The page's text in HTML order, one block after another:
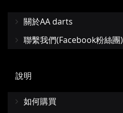
關於AA darts
聯繫我們(Facebook粉絲團)
說明
如何購買